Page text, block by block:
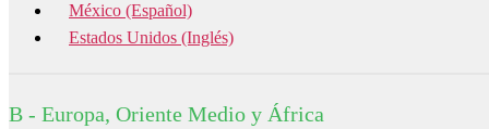
México (Español)
Estados Unidos (Inglés)
B - Europa, Oriente Medio y África